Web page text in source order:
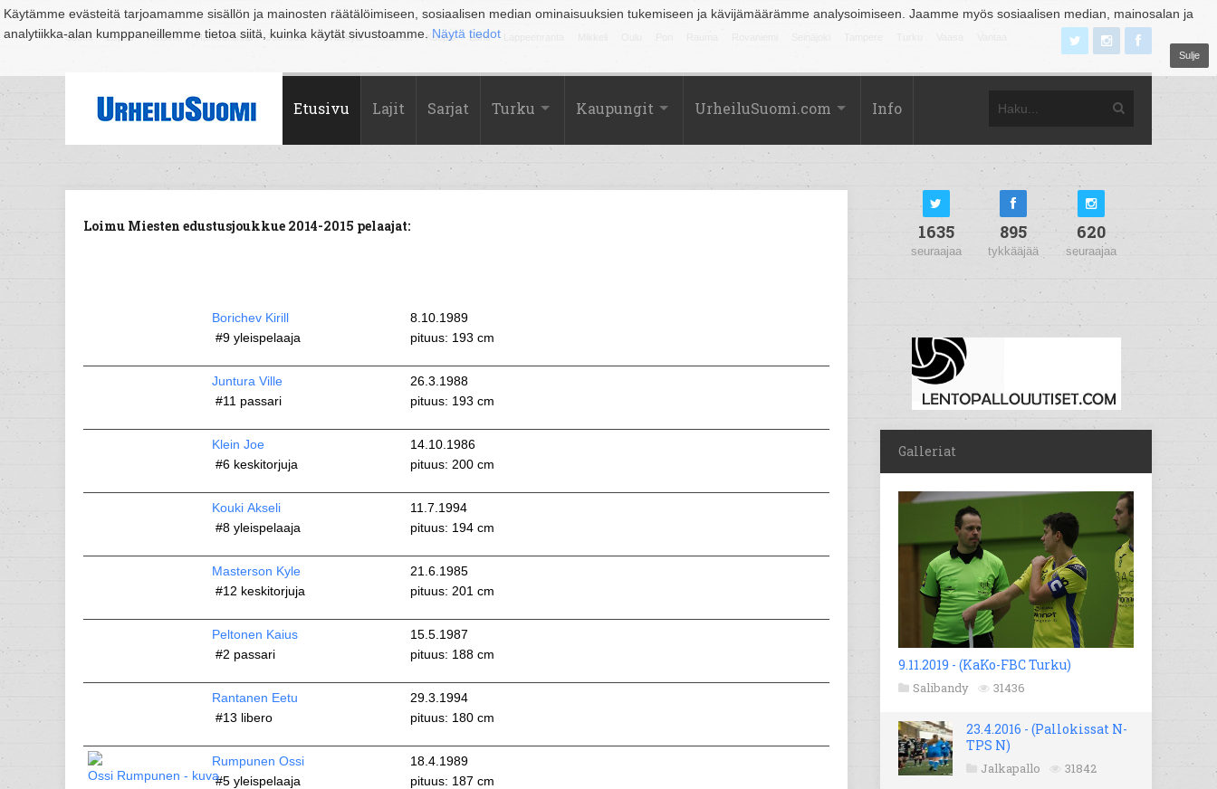
Käytämme evästeitä tarjoamamme sisällön ja mainosten räätälöimiseen, sosiaalisen median ominaisuuksien tukemiseen ja kävijämäärämme analysoimiseen. Jaamme myös sosiaalisen median, mainosalan ja
analytiikka-alan kumppaneillemme tietoa siitä, kuinka käytät sivustoamme. Näytä tiedot
Sulje
Suomi Espoo Helsinki Hämeenlinna Joensuu Jyväskylä Kouvola Kuopio Lahti
Etusivu Lajit Sarjat Turku Kaupungit UrheiluSuomi.com Info
Loimu Miesten edustusjoukkue 2014-2015 pelaajat:
Borichev Kirill
#9yleispelaaja
8.10.1989
pituus: 193 cm
Juntura Ville
#11 passari
26.3.1988
pituus: 193 cm
Klein Joe
#6keskitorjuja
14.10.1986
pituus: 200 cm
Kouki Akseli
#8yleispelaaja
11.7.1994
pituus: 194 cm
Masterson Kyle
#12 keskitorjuja
21.6.1985
pituus: 201 cm
Peltonen Kaius
#2 passari
15.5.1987
pituus: 188 cm
Rantanen Eetu
#13 libero
29.3.1994
pituus: 180 cm
Rumpunen Ossi
#5yleispelaaja
18.4.1989
pituus: 187 cm
1635
seuraajaa
895
tykkääjää
620
seuraajaa
Galleriat
9.11.2019 - (KaKo-FBC Turku)
Salibandy 31436
23.4.2016 - (Pallokissat N-
TPS N)
Jalkapallo 31842